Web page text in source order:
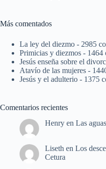
Más comentados
La ley del diezmo - 2985
Primicias y diezmos - 1464
Jesús enseña sobre el
Atavío de las mujeres -
Jesús y el adulterio - 1375
Comentarios recientes
Henry en Las
Liseth en Los
Cetura